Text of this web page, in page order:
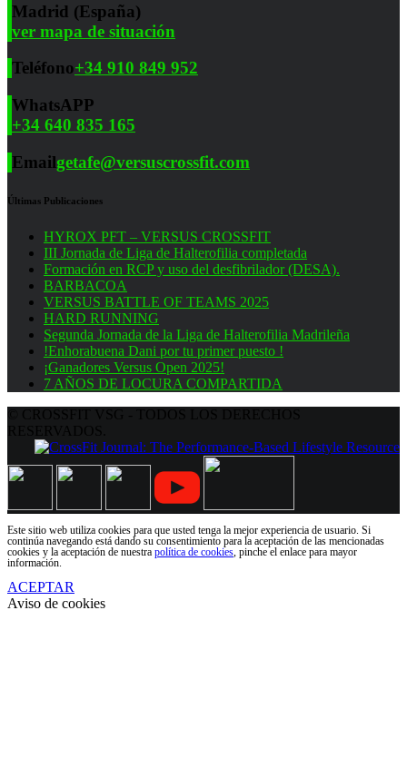
Madrid (España)
ver mapa de situación
Teléfono+34 910 849 952
WhatsAPP
+34 640 835 165
Emailgetafe@versuscrossfit.com
Últimas Publicaciones
HYROX PFT – VERSUS CROSSFIT
III Jornada de Liga de Halterofilia completada
Formación en RCP y uso del desfibrilador (DESA).
BARBACOA
VERSUS BATTLE OF TEAMS 2025
HARD RUNNING
Segunda Jornada de la Liga de Halterofilia Madrileña
!Enhorabuena Dani por tu primer puesto !
¡Ganadores Versus Open 2025!
7 AÑOS DE LOCURA COMPARTIDA
Este sitio web utiliza cookies para que usted tenga la mejor experiencia de usuario. Si
continúa navegando está dando su consentimiento para la aceptación de las mencionadas
cookies y la aceptación de nuestra política de cookies, pinche el enlace para mayor
información.
ACEPTAR
Aviso de cookies